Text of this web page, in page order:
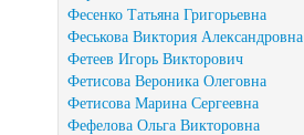
Фесенко Татьяна Григорьевна
Феськова Виктория Александровна
Фетеев Игорь Викторович
Фетисова Вероника Олеговна
Фетисова Марина Сергеевна
Фефелова Ольга Викторовна